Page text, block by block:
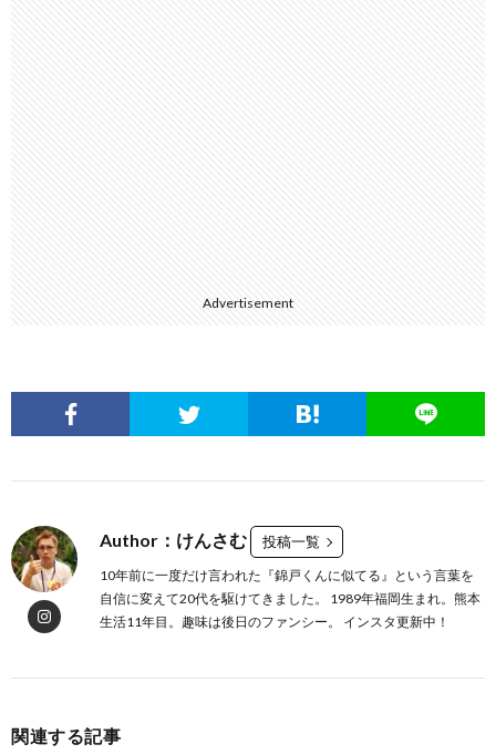
Advertisement
Author：けんさむ 投稿一覧
10年前に一度だけ言われた『錦戸くんに似てる』という言葉を
自信に変えて20代を駆けてきました。 1989年福岡生まれ。熊本
生活11年目。趣味は後日のファンシー。 インスタ更新中！
関連する記事